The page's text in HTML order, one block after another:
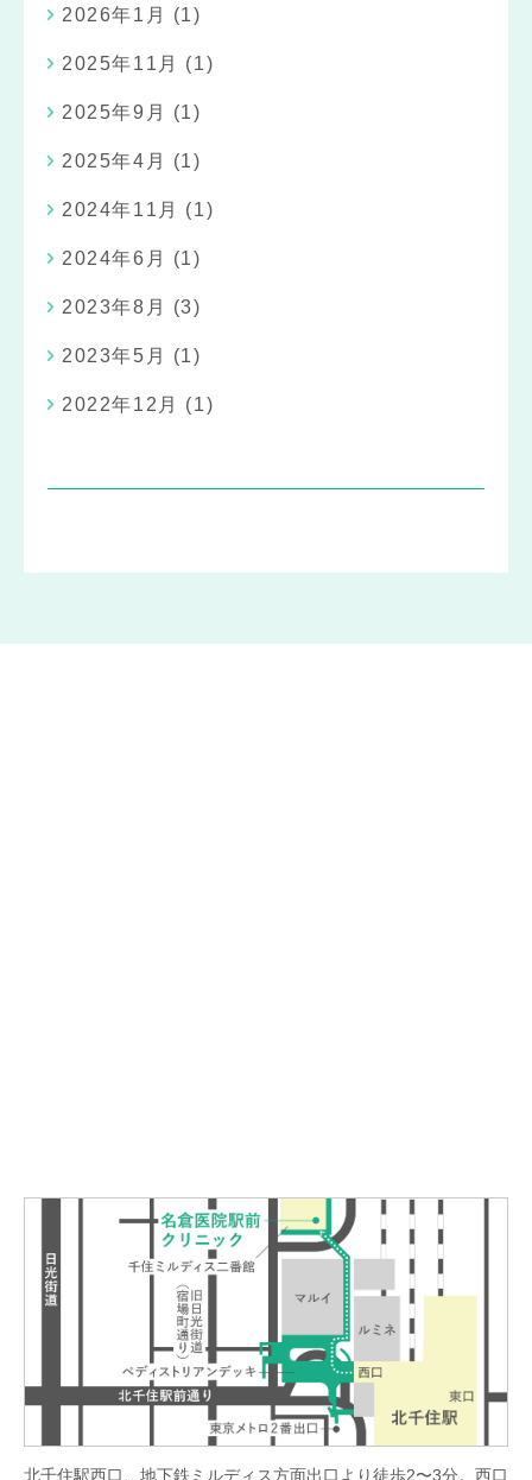
2026年1月 (1)
2025年11月 (1)
2025年9月 (1)
2025年4月 (1)
2024年11月 (1)
2024年6月 (1)
2023年8月 (3)
2023年5月 (1)
2022年12月 (1)
北千住駅西口、地下鉄ミルディス方面出口より徒歩2〜3分。西口